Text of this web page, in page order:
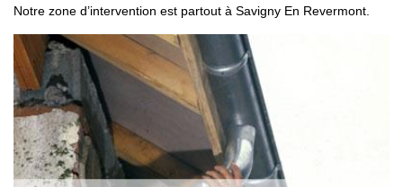
Notre zone d’intervention est partout à Savigny En Revermont.